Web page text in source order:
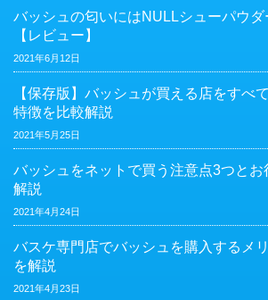
バッシュの匂いにはNULLシューパウダ
【レビュー】
2021年6月12日
【保存版】バッシュが買える店をすべ
特徴を比較解説
2021年5月25日
バッシュをネットで買う注意点3つと
解説
2021年4月24日
バスケ専門店でバッシュを購入するメ
を解説
2021年4月23日